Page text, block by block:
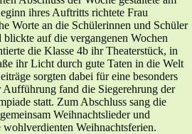
ihres Auftritts richtete Frau
Worte an die Schülerinnen und Schüler
auf die vergangenen Wochen
die Klasse 4b ihr Theaterstück, in
ihr Licht durch gute Taten in die Welt
sorgten dabei für eine besonders
fand die Siegerehrung der
statt. Zum Abschluss sang die
Weihnachtslieder und
wohlverdienten Weihnachtsferien.